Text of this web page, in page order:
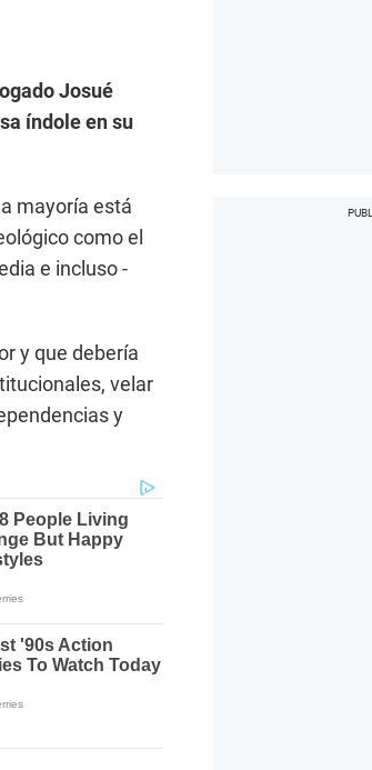
Josué
índole en su
mayoría está
como el
e incluso -
y que debería
velar
y